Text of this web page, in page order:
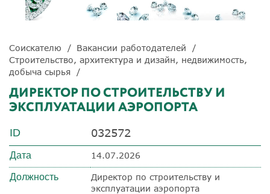
Соискателю
Вакансии работодателей
Строительство, архитектура и дизайн, недвижимость,
добыча сырья
ДИРЕКТОР ПО СТРОИТЕЛЬСТВУ И
ЭКСПЛУАТАЦИИ АЭРОПОРТА
ID 032572
Дата 14.07.2026
Должность
Директор по строительству и
эксплуатации аэропорта